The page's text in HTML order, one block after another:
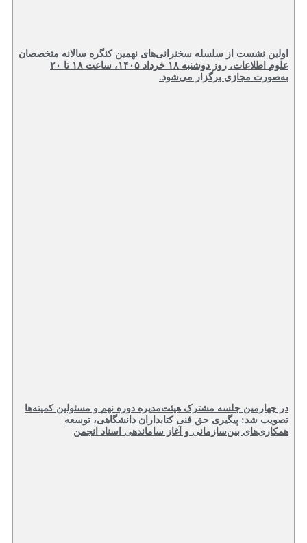
اولین نشست از سلسله سخنرانی‌های نهمین کنگره سالانه متخصصان
علوم اطلاعات، روز دوشنبه ۱۸ خرداد ۱۴۰۵، ساعت ۱۸ تا ۲۰
به‌صورت مجازی برگزار می‌شود.
در چهارمین جلسه مشترک هیئت‌مدیره دوره نهم و مسئولین کمیته‌ها
تصویب شد: پیگیری حق فنی کتابداران دانشگاهی، توسعه
همکاری‌های بین‌سازمانی و آغاز ساماندهی اسناد انجمن